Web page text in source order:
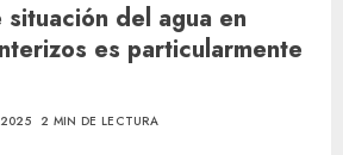
del agua en
es particularmente
2025 2 MIN DE LECTURA